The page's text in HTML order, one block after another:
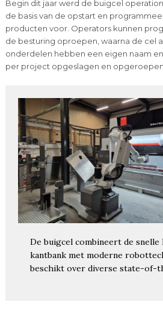
Begin dit jaar werd de buigcel
de basis van de opstart en
producten voor. Operators kunnen
de besturing oproepen, waarna de cel
onderdelen hebben een eigen naam
per project opgeslagen en opgeroepen.
De buigcel combineert de snelle
kantbank met moderne
beschikt over diverse state-of-